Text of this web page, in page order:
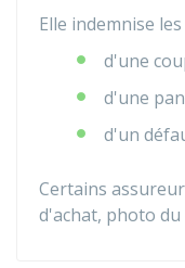
Elle indemnise
d'une
d'une
d'un
Certains
d'achat, photo du